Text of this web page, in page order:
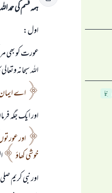
نِیا
ہمہ قسم کی حمد
اول:
عورت كو بھى
اللہ سبحانہ
اے
اور ايك جگہ
اور
خوشى كھاؤ
اور نبى كريم